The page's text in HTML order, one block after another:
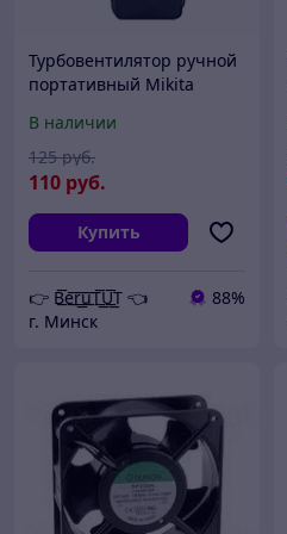
Турбовентилятор ручной
портативный Mikita
В наличии
110 руб.
125 руб.
Купить
👉 B͟͞e͟͞r͟͟͞u͟͞T͟͟͞U͟͟͞T 👈
88%
г. Минск